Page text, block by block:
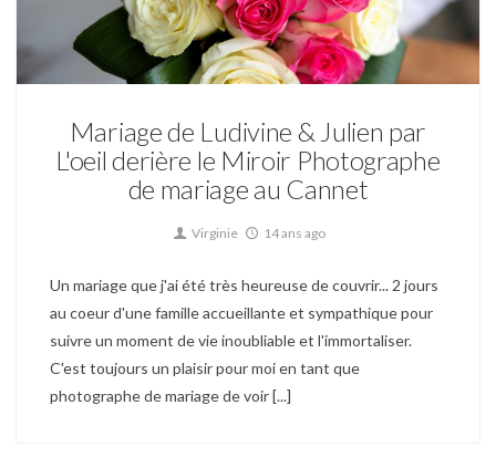
Mariage
Mariage de Ludivine & Julien par
L'oeil derière le Miroir Photographe
de mariage au Cannet
Virginie 14 ans ago
Un mariage que j'ai été très heureuse de couvrir... 2 jours
au coeur d'une famille accueillante et sympathique pour
suivre un moment de vie inoubliable et l'immortaliser.
C'est toujours un plaisir pour moi en tant que
photographe de mariage de voir [...]